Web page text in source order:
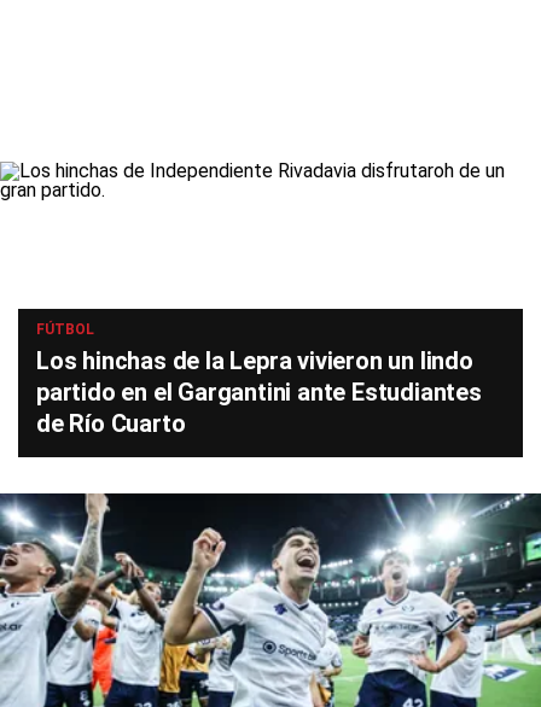
FÚTBOL
Los hinchas de la Lepra vivieron un lindo
partido en el Gargantini ante Estudiantes
de Río Cuarto